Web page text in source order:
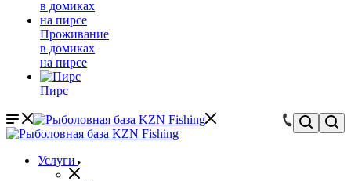
Проживание
в домиках
на пирсе
Пирс
Услуги